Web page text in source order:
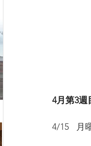
4月第3
4/15   月